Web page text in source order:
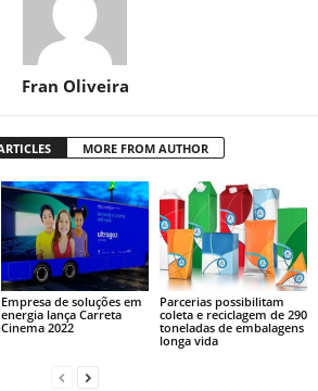
Fran Oliveira
MORE FROM AUTHOR
Empresa de soluções em
energia lança Carreta
Cinema 2022
Parcerias possibilitam
coleta e reciclagem de 290
toneladas de embalagens
longa vida